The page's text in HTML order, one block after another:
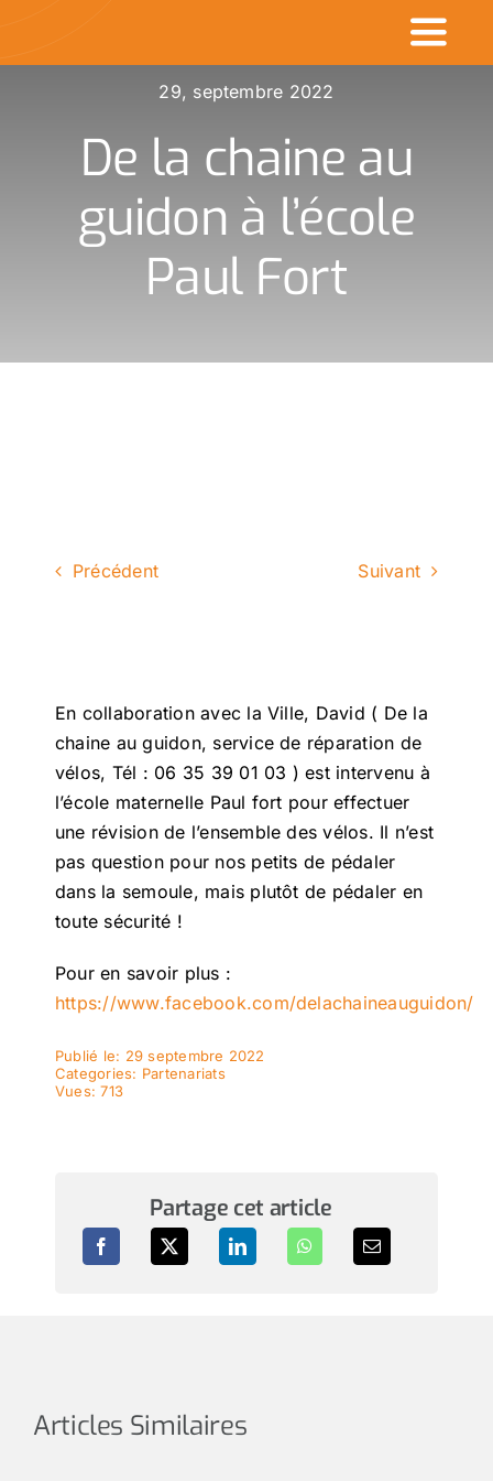
Commerçants en
Made in CDK
Actualités
Rechercher
29, septembre 2022
De la chaine au
guidon à l’école
Paul Fort
Précédent Suivant
En collaboration avec la Ville, David ( De la
chaine au guidon, service de réparation de
vélos, Tél : 06 35 39 01 03 ) est intervenu à
l’école maternelle Paul fort pour effectuer
une révision de l’ensemble des vélos. Il n’est
pas question pour nos petits de pédaler
dans la semoule, mais plutôt de pédaler en
toute sécurité !
Pour en savoir plus :
https://www.facebook.com/delachaineauguidon/
Publié le: 29 septembre 2022
Categories: Partenariats
Vues: 713
Partage cet article
Articles Similaires